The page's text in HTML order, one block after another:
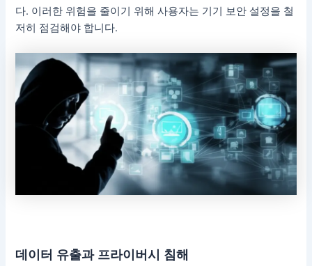
다. 이러한 위험을 줄이기 위해 사용자는 기기 보안 설정을 철
저히 점검해야 합니다.
데이터 유출과 프라이버시 침해